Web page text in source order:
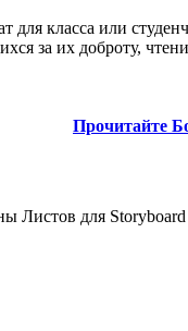
для класса или
за их доброту,
Прочитайте